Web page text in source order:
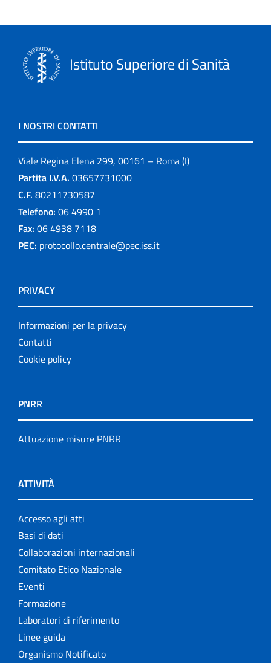
Istituto Superiore di Sanità
I NOSTRI CONTATTI
Viale Regina Elena 299, 00161 – Roma (I)
Partita I.V.A. 03657731000
C.F. 80211730587
Telefono: 06 4990 1
Fax: 06 4938 7118
PEC: protocollo.centrale@pec.iss.it
PRIVACY
Informazioni per la privacy
Contatti
Cookie policy
PNRR
Attuazione misure PNRR
ATTIVITÀ
Accesso agli atti
Basi di dati
Collaborazioni internazionali
Comitato Etico Nazionale
Eventi
Formazione
Laboratori di riferimento
Linee guida
Organismo Notificato